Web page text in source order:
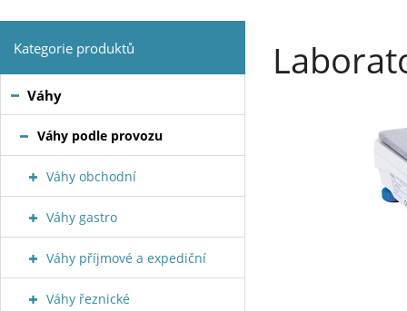
Kategorie produktů
Váhy
Váhy podle provozu
Váhy obchodní
Váhy gastro
Váhy příjmové a expediční
Váhy řeznické